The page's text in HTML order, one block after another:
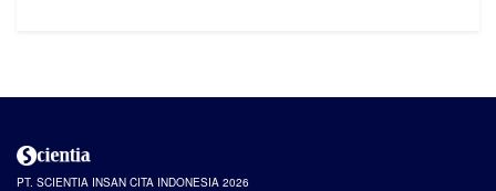
PT. SCIENTIA INSAN CITA INDONESIA 2026